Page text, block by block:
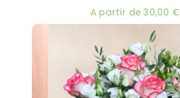
A partir de 30,00 €